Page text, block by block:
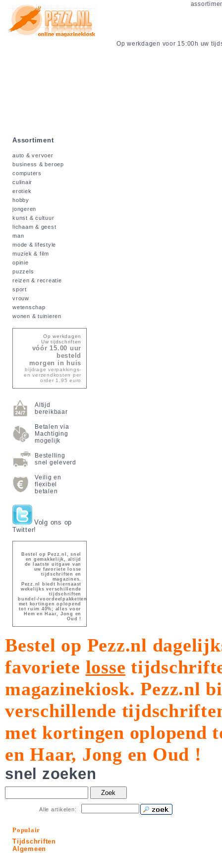
Op werkdagen voor 15:00h uw
Assortiment
auto & vervoer
business & beroep
computers
culinair
erotiek
hobby
jongeren
kunst & cultuur
lichaam & geest
man
mode & lifestyle
muziek & film
opinie
puzzels
reizen & recreatie
sport
vrouw
wetenschap
wonen & tuinieren
Op werkdagen
Uw tijdschriften
vóór 15.00 uur
besteld
morgen in huis
bijdrage verpakkings-
en verzendkosten per
order 1,95 euro
Altijd
bereikbaar
Betalen via
Machtiging
mogelijk
Bestelling
snel geleverd
Veilig en
flexibel
betalen
Volg ons op
Twitter!
Bestel op Pezz.nl, snel
en gemakkelijk, altijd
de laatste uitgave van
uw favoriete losse
tijdschriften en
magazines.
Pezz.nl biedt hiernaast
wekelijks verschillende
tijdschriften
bundel-/voordeelpakketten
met kortingen oplopend
tot ruim 40%; alles voor
Hem en Haar, Jong en
Oud !
Bestel op Pezz.nl
favoriete losse
magazinekiosk.Pezz.nl
verschillende
met kortingen oplopend
en Haar, Jong en Oud !
snel zoeken
Zoek
Alle artikelen:
Populair
Tijdschriften
Algemeen